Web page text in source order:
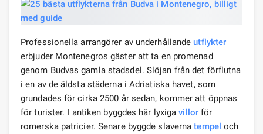
Professionella arrangörer av underhållandeutflykter
erbjuder Montenegros gäster att ta en promenad
genom Budvas gamla stadsdel. Slöjan från det förflutna
i en av de äldsta städerna i Adriatiska havet, som
grundades för cirka 2500 år sedan, kommer att öppnas
för turister. I antiken byggdes här lyxigavillorför
romerska patricier. Senare byggde slavernatempel och